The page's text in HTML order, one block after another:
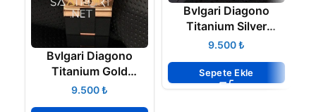
Bvlgari Diagono
Titanium Gold
Chronograph
₺
Bvlgari Diagono
Titanium Silver
Chronograph II
₺
Sepete Ekle